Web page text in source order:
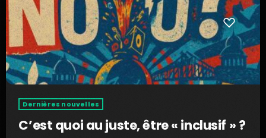
Dernières nouvelles
C’est quoi au juste, être « inclusif » ?